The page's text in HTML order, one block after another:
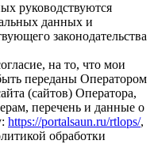
руководствуются
данных и
законодательства
на то, что мои
переданы Оператором
(сайтов) Оператора,
перечень и данные о
https://portalsaun.ru/rtlops/,
обработки